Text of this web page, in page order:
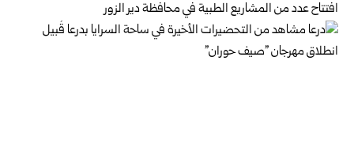
افتتاح عدد من المشاريع الطبية في محافظة دير الزور